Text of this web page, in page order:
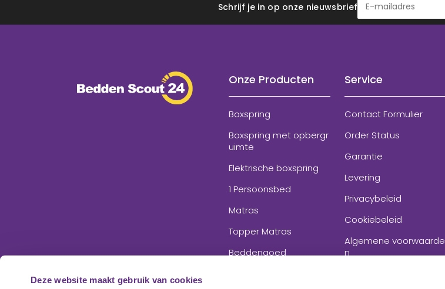
Deze website maakt gebruik van cookies
Schrijf je in op onze nieuwsbrief
Onze Producten
Boxspring
Boxspring met opbergr
uimte
Elektrische boxspring
1 Persoonsbed
Matras
Topper Matras
Beddengoed
Service
Contact Formulier
Order Status
Garantie
Levering
Privacybeleid
Cookiebeleid
Algemene voorwaarde
n